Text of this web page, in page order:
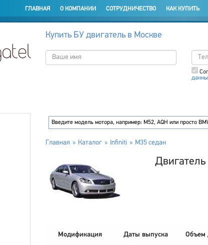
ГЛАВНАЯ О КОМПАНИИ СОТРУДНИЧЕСТВО КАК КУПИТЬ
Купить БУ двигатель в Москве
Главная Каталог Infiniti M35 седан
Модификация Даты выпуска Объем